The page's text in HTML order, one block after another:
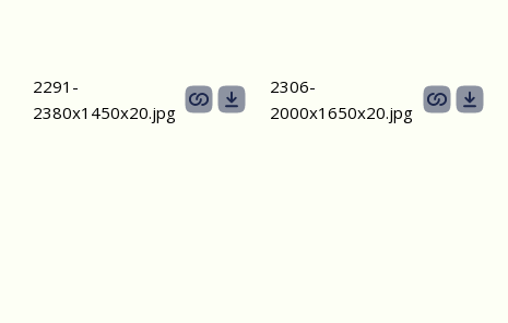
2291-
2380х1450х20.jpg
2306-
2000х1650х20.jpg